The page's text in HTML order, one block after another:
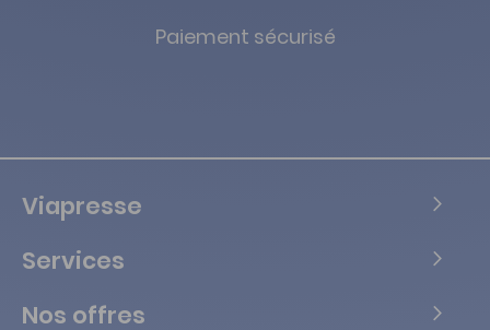
Paiement sécurisé
Viapresse
Services
Nos offres